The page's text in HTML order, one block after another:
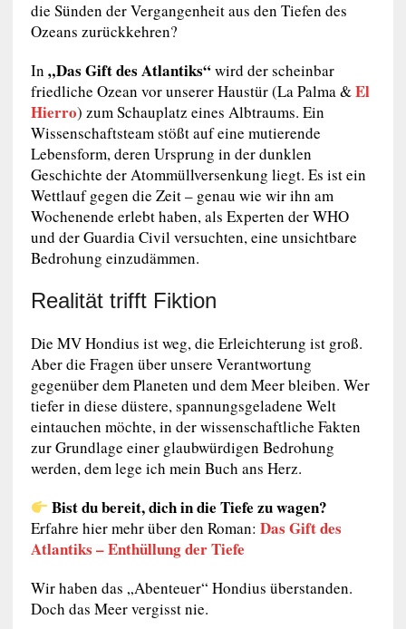
die Sünden der Vergangenheit aus den Tiefen des
Ozeans zurückkehren?
In „Das Gift des Atlantiks“wird der scheinbar
friedliche Ozean vor unserer Haustür (La Palma &El
Hierro) zum Schauplatz eines Albtraums. Ein
Wissenschaftsteam stößt auf eine mutierende
Lebensform, deren Ursprung in der dunklen
Geschichte der Atommüllversenkung liegt. Es ist ein
Wettlauf gegen die Zeit – genau wie wir ihn am
Wochenende erlebt haben, als Experten der WHO
und der Guardia Civil versuchten, eine unsichtbare
Bedrohung einzudämmen.
Realität trifft Fiktion
Die MV Hondius ist weg, die Erleichterung ist groß.
Aber die Fragen über unsere Verantwortung
gegenüber dem Planeten und dem Meer bleiben. Wer
tiefer in diese düstere, spannungsgeladene Welt
eintauchen möchte, in der wissenschaftliche Fakten
zur Grundlage einer glaubwürdigen Bedrohung
werden, dem lege ich mein Buch ans Herz.
Bist du bereit, dich in die Tiefe zu wagen?
Erfahre hier mehr über den Roman: Das Gift des
Atlantiks – Enthüllung der Tiefe
Wir haben das „Abenteuer“ Hondius überstanden.
Doch das Meer vergisst nie.